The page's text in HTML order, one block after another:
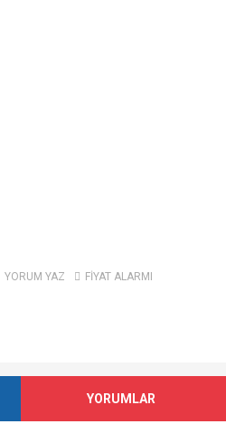
YORUM YAZ FİYAT ALARMI
YORUMLAR